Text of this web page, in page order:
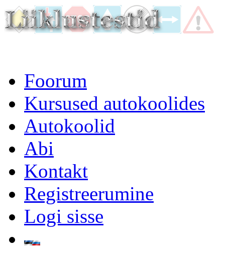
Foorum
Kursused autokoolides
Autokoolid
Abi
Kontakt
Registreerumine
Logi sisse